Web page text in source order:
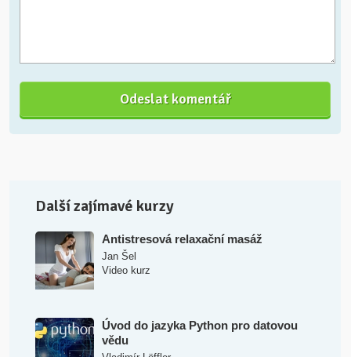
Další zajímavé kurzy
Antistresová relaxační masáž
Jan Šel
Video kurz
Úvod do jazyka Python pro datovou
vědu